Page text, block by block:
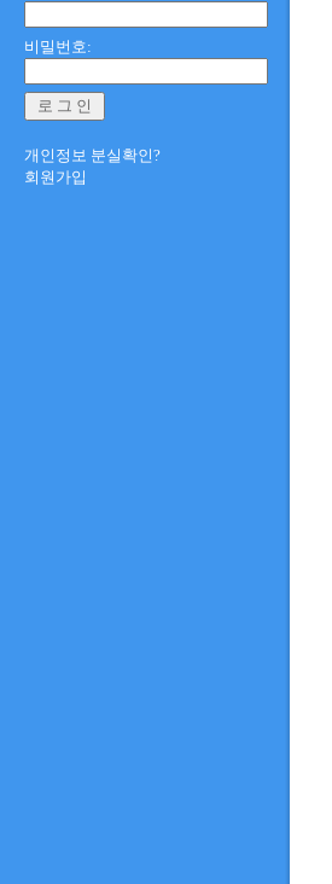
비밀번호:
개인정보 분실확인?
회원가입